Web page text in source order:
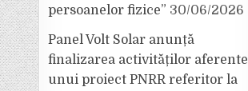
persoanelor fizice” 30/06/2026
Panel Volt Solar anunță
finalizarea activităților aferente
unui proiect PNRR referitor la